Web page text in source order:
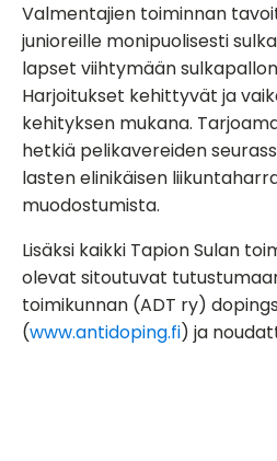
Valmentajien toiminnan
junioreille monipuolisesti
lapset viihtymään
Harjoitukset kehittyvät ja
kehityksen mukana.
hetkiä pelikavereiden
lasten elinikäisen
muodostumista.
Lisäksi kaikki Tapion Sulan
olevat sitoutuvat
toimikunnan (ADT ry)
(www.antidoping.fi) ja